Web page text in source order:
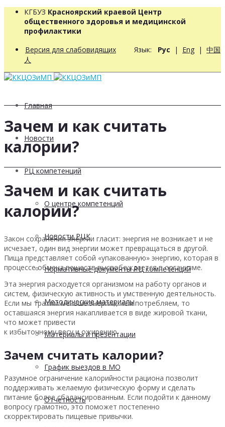
КГБУЗ Красноярский краевой Центр
общественного здоровья и медицинской
профилактики
Версия для слабовидящих Язык: Рус | Eng | 中国
人
Главная
Новости
РЦ компетенций
О центре компетенций
Новости РЦК
Нормативные документы РЦ компетенций
Методические материалы
Материалы и презентации
График выездов в МО
Отчетность
Зачем и как считать
калории?
Зачем и как считать
калории?
Закон сохранения энергии гласит: энергия не возникает и не
исчезает, один вид энергии может превращаться в другой.
Пища представляет собой «упакованную» энергию, которая в
процессе обмена веществ высвобождается в организме.
Эта энергия расходуется организмом на работу органов и
систем, физическую активность и умственную деятельность.
Если мы тратим меньше энергии, чем потребляем, то
оставшаяся энергия накапливается в виде жировой ткани,
что может привести
к избыточному весу и ожирению.
Зачем считать калории?
Разумное ограничение калорийности рациона позволит
поддерживать желаемую физическую форму и сделать
питание более сбалансированным. Если подойти к данному
вопросу грамотно, это поможет постепенно
скорректировать пищевые привычки.